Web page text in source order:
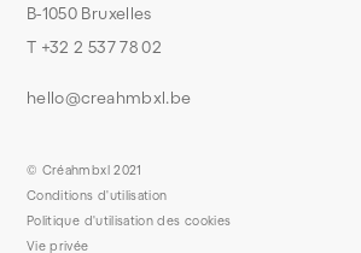
B-1050 Bruxelles
T +32 2 537 78 02
hello@creahmbxl.be
© Créahmbxl 2021
Conditions d'utilisation
Politique d'utilisation des cookies
Vie privée